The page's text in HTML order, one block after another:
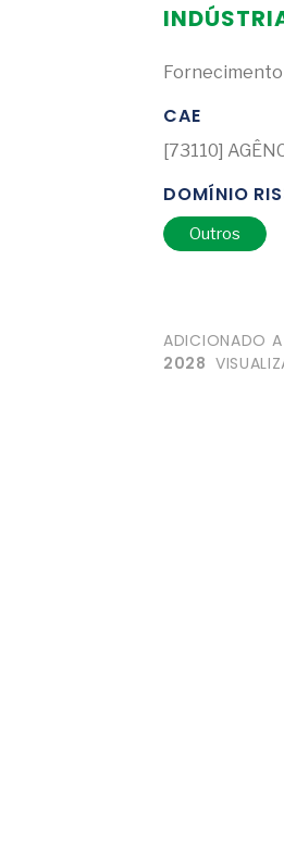
Fornecimento
CAE
[73110]
DOMÍNIO
Outros
ADICIONADO A
2028